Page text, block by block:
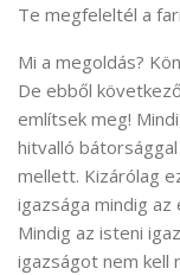
Te megfeleltél a
Mi a megoldás?
De ebből
említsek meg!
hitvalló
mellett. Kizárólag
igazsága mindig
Mindig az isteni
igazságot nem kell